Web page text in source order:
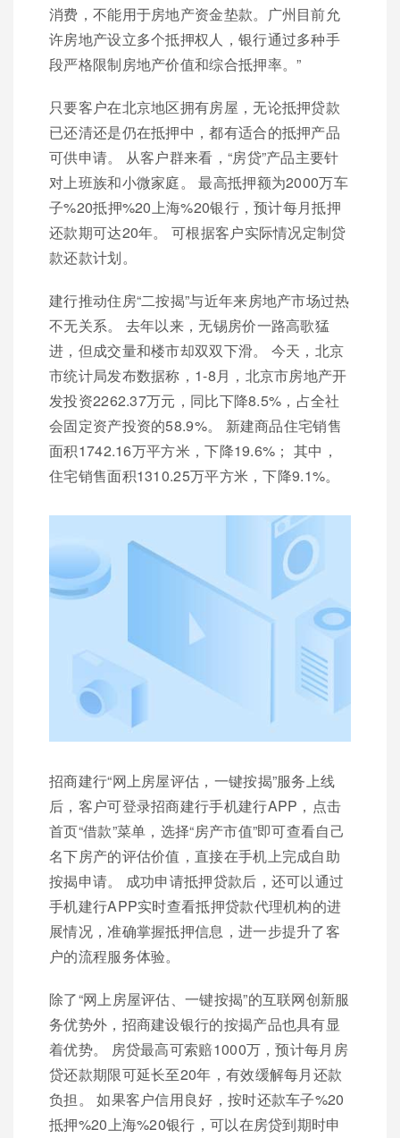
消费，不能用于房地产资金垫款。广州目前允
许房地产设立多个抵押权人，银行通过多种手
段严格限制房地产价值和综合抵押率。”
只要客户在北京地区拥有房屋，无论抵押贷款
已还清还是仍在抵押中，都有适合的抵押产品
可供申请。 从客户群来看，“房贷”产品主要针
对上班族和小微家庭。 最高抵押额为2000万车
子%20抵押%20上海%20银行，预计每月抵押
还款期可达20年。 可根据客户实际情况定制贷
款还款计划。
建行推动住房“二按揭”与近年来房地产市场过热
不无关系。 去年以来，无锡房价一路高歌猛
进，但成交量和楼市却双双下滑。 今天，北京
市统计局发布数据称，1-8月，北京市房地产开
发投资2262.37万元，同比下降8.5%，占全社
会固定资产投资的58.9%。 新建商品住宅销售
面积1742.16万平方米，下降19.6%； 其中，
住宅销售面积1310.25万平方米，下降9.1%。
招商建行“网上房屋评估，一键按揭”服务上线
后，客户可登录招商建行手机建行APP，点击
首页“借款”菜单，选择“房产市值”即可查看自己
名下房产的评估价值，直接在手机上完成自助
按揭申请。 成功申请抵押贷款后，还可以通过
手机建行APP实时查看抵押贷款代理机构的进
展情况，准确掌握抵押信息，进一步提升了客
户的流程服务体验。
除了“网上房屋评估、一键按揭”的互联网创新服
务优势外，招商建设银行的按揭产品也具有显
着优势。 房贷最高可索赔1000万，预计每月房
贷还款期限可延长至20年，有效缓解每月还款
负担。 如果客户信用良好，按时还款车子%20
抵押%20上海%20银行，可以在房贷到期时申